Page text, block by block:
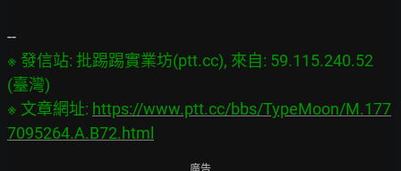
※ 發信站: 批踢踢實業坊(ptt.cc), 來自: 59.115.240.52
(臺灣)
※ 文章網址: https://www.ptt.cc/bbs/TypeMoon/M.177
7095264.A.B72.html